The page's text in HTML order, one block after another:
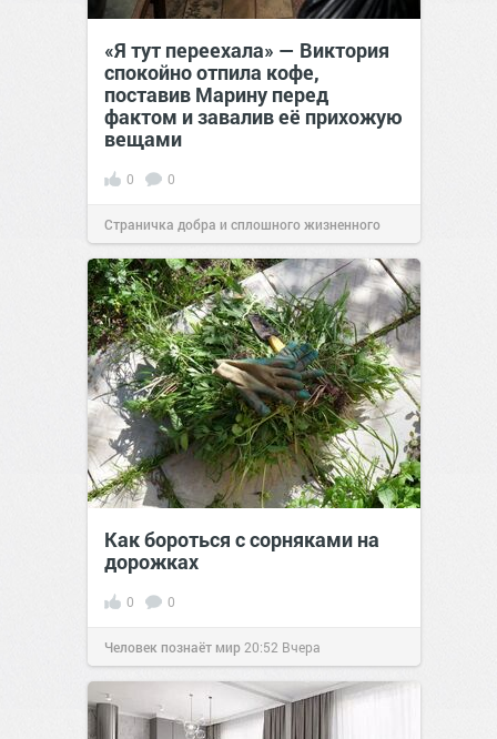
«Я тут переехала» — Виктория
спокойно отпила кофе,
поставив Марину перед
фактом и завалив её прихожую
вещами
0 0
Страничка добра и сплошного жизненного
позитива!19:38Вчера
Как бороться с сорняками на
дорожках
0 0
Человек познаёт мир 20:52 Вчера